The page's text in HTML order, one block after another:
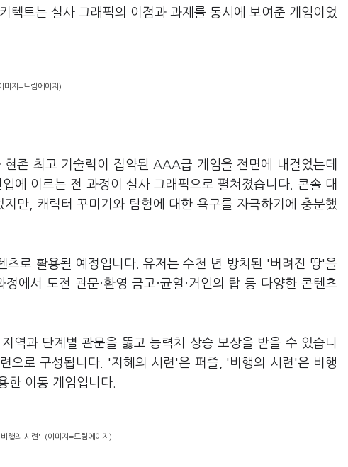
트는 실사 그래픽의 이점과 과제를 동시에 보여준 게임이었
미지=드림에이지)
존 최고 기술력이 집약된 AAA급 게임을 전면에 내걸었는데
에 이르는 전 과정이 실사 그래픽으로 펼쳐졌습니다. 콘솔 대
만, 캐릭터 꾸미기와 탐험에 대한 욕구를 자극하기에 충분했
츠로 활용될 예정입니다. 유저는 수천 년 방치된 '버려진 땅'을
에서 도전 관문·환영 금고·균열·거인의 탑 등 다양한 콘텐츠
역과 단계별 관문을 뚫고 능력치 상승 보상을 받을 수 있습니
으로 구성됩니다. '지혜의 시련'은 퍼즐, '비행의 시련'은 비행
한 이동 게임입니다.
행의 시련'. (이미지=드림에이지)